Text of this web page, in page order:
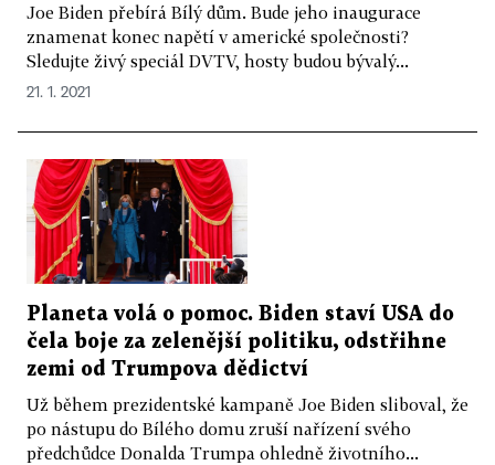
Joe Biden přebírá Bílý dům. Bude jeho inaugurace
znamenat konec napětí v americké společnosti?
Sledujte živý speciál DVTV, hosty budou bývalý...
21. 1. 2021
Planeta volá o pomoc. Biden staví USA do
čela boje za zelenější politiku, odstřihne
zemi od Trumpova dědictví
Už během prezidentské kampaně Joe Biden sliboval, že
po nástupu do Bílého domu zruší nařízení svého
předchůdce Donalda Trumpa ohledně životního...